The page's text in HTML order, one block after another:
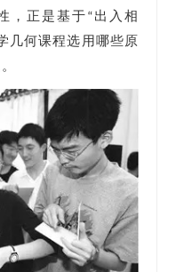
，正是基于“出入相
几何课程选用哪些原